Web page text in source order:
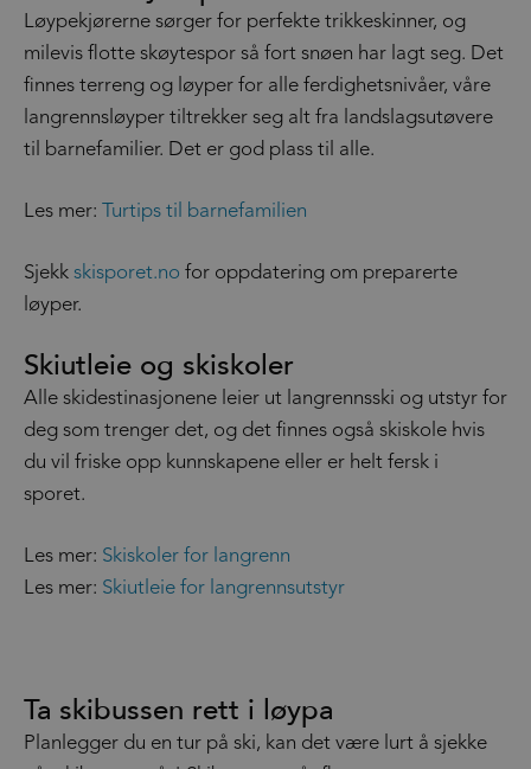
Løypekjørerne sørger for perfekte trikkeskinner, og
milevis flotte skøytespor så fort snøen har lagt seg. Det
finnes terreng og løyper for alle ferdighetsnivåer, våre
langrennsløyper tiltrekker seg alt fra landslagsutøvere
til barnefamilier. Det er god plass til alle.
Les mer: Turtips til barnefamilien
Sjekk skisporet.no for oppdatering om preparerte
løyper.
Skiutleie og skiskoler
Alle skidestinasjonene leier ut langrennsski og utstyr for
deg som trenger det, og det finnes også skiskole hvis
du vil friske opp kunnskapene eller er helt fersk i
sporet.
Les mer: Skiskoler for langrenn
Les mer: Skiutleie for langrennsutstyr
Ta skibussen rett i løypa
Planlegger du en tur på ski, kan det være lurt å sjekke